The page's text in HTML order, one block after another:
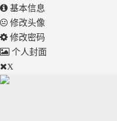
基本信息
修改头像
修改密码
个人封面
X